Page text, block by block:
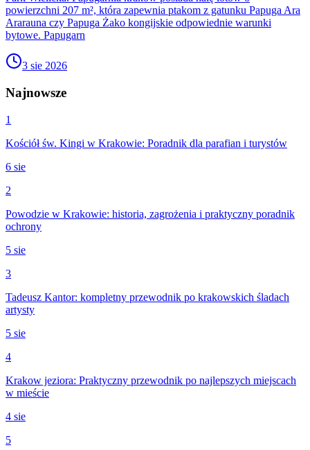
powierzchni 207 m², która zapewnia ptakom z gatunku Papuga Ara
Ararauna czy Papuga Żako kongijskie odpowiednie warunki
bytowe. Papugarn
3 sie 2026
Najnowsze
1
Kościół św. Kingi w Krakowie: Poradnik dla parafian i turystów
6 sie
2
Powodzie w Krakowie: historia, zagrożenia i praktyczny poradnik
ochrony
5 sie
3
Tadeusz Kantor: kompletny przewodnik po krakowskich śladach
artysty
5 sie
4
Krakow jeziora: Praktyczny przewodnik po najlepszych miejscach
w mieście
4 sie
5